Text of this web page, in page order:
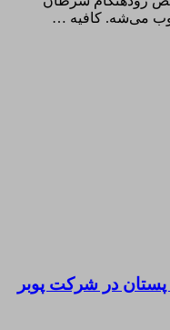
می‌شه. کافیه …
در شرکت پوبر